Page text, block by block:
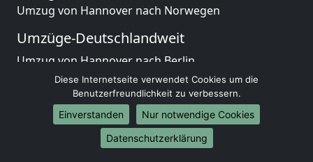
Umzug von Hannover nach Norwegen
Umzüge-Deutschlandweit
Umzug von Hannover nach Berlin
Umzug von Hannover nach Hamburg
Umzug von Hannover nach München
Umzug von Hannover nach Köln
Umzug von Hannover nach Frankfurt am Main
Umzug von Hannover nach Stuttgart
Diese Internetseite verwendet Cookies um die
Benutzerfreundlichkeit zu verbessern.
Einverstanden
Nur notwendige Cookies
Datenschutzerklärung